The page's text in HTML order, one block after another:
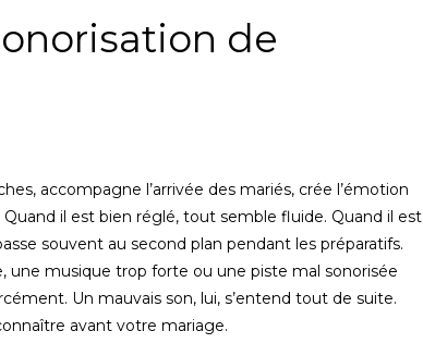
de
accompagne l’arrivée des mariés, crée l’émotion
il est bien réglé, tout semble fluide. Quand il est
souvent au second plan pendant les préparatifs.
une musique trop forte ou une piste mal sonorisée
Un mauvais son, lui, s’entend tout de suite.
avant votre mariage.